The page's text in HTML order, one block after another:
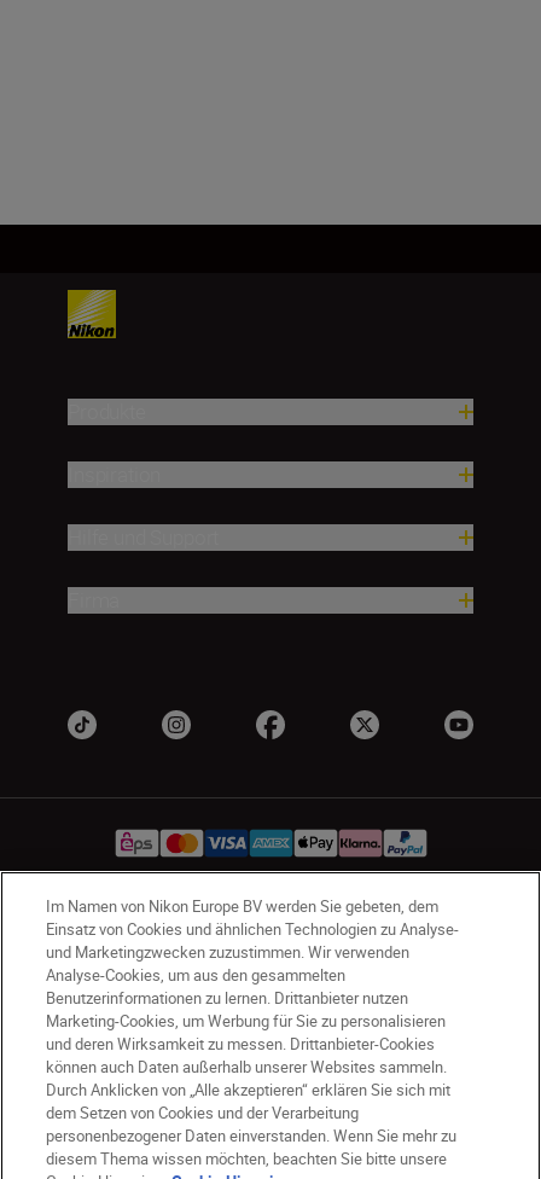
AT Nikon Sites
Kontaktieren Sie uns
Datenschutzhinweis
Nutzungsbedingungen
Geschäftsbedingungen des Nikon Stores
Cookie-Hinweise
Barrierefreiheit
Cookie-Einstellungen
© 2026 Nikon
Im Namen von Nikon Europe BV werden Sie gebeten, dem
Einsatz von Cookies und ähnlichen Technologien zu Analyse-
und Marketingzwecken zuzustimmen. Wir verwenden
Analyse-Cookies, um aus den gesammelten
Benutzerinformationen zu lernen. Drittanbieter nutzen
Marketing-Cookies, um Werbung für Sie zu personalisieren
und deren Wirksamkeit zu messen. Drittanbieter-Cookies
können auch Daten außerhalb unserer Websites sammeln.
Durch Anklicken von „Alle akzeptieren“ erklären Sie sich mit
dem Setzen von Cookies und der Verarbeitung
personenbezogener Daten einverstanden. Wenn Sie mehr zu
diesem Thema wissen möchten, beachten Sie bitte unsere